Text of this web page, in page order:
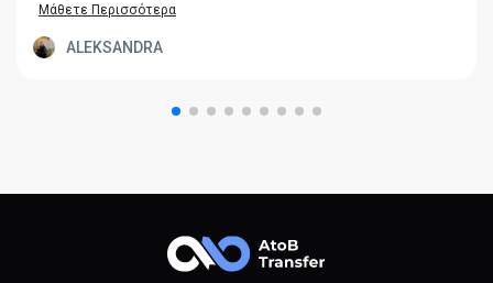
Μάθετε Περισσότερα
ALEKSANDRA